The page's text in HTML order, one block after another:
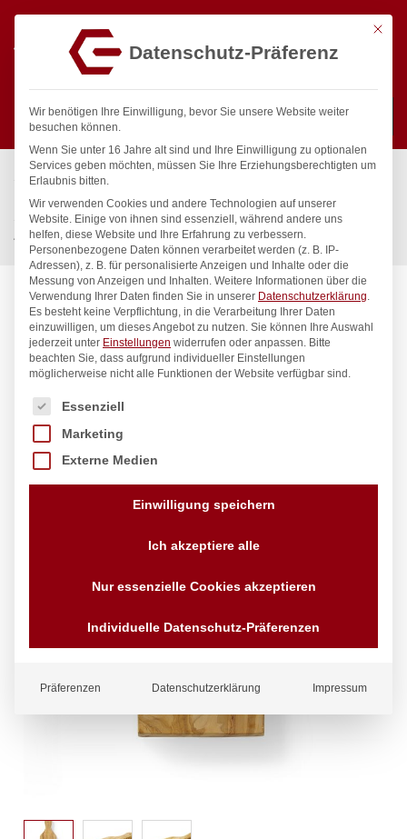
Suchen
Start / Gastronomiebedarf & Gastro Geräte für Profis
Präsentation
Buffet-Präsentation
/
Schneide- und Servierbrett aus Olivenholz, HENDI,
400x140x(H)18mm
Mit
Datenschutz-Präferenz
Wir benötigen Ihre Einwilligung, bevor Sie unsere Website weiter
besuchen können.
Wenn Sie unter 16 Jahre alt sind und Ihre Einwilligung zu optionalen
Services geben möchten, müssen Sie Ihre Erziehungsberechtigten um
Erlaubnis bitten.
Wir verwenden Cookies und andere Technologien auf unserer
Website. Einige von ihnen sind essenziell, während andere uns
helfen, diese Website und Ihre Erfahrung zu verbessern.
Personenbezogene Daten können verarbeitet werden (z. B. IP-
Adressen), z. B. für personalisierte Anzeigen und Inhalte oder die
Messung von Anzeigen und Inhalten. Weitere Informationen über die
Verwendung Ihrer Daten finden Sie in unserer Datenschutzerklärung.
Es besteht keine Verpflichtung, in die Verarbeitung Ihrer Daten
einzuwilligen, um dieses Angebot zu nutzen. Sie können Ihre Auswahl
jederzeit unter Einstellungen widerrufen oder anpassen. Bitte
beachten Sie, dass aufgrund individueller Einstellungen
möglicherweise nicht alle Funktionen der Website verfügbar sind.
Es folgt eine Liste der Service-Gruppen, für die eine
Essenziell
Marketing
Externe Medien
Einwilligung speichern
Ich akzeptiere alle
Nur essenzielle Cookies akzeptieren
Individuelle Datenschutz-Präferenzen
Präferenzen Datenschutzerklärung Impressum